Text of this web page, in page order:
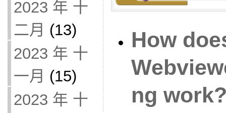
2023 年 十
二月 (13)
2023 年 十
一月 (15)
2023 年 十
How
ng